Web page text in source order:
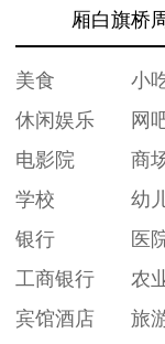
厢白旗桥
美食 小
休闲娱乐
网
电影院
商
学校
幼
银行
医
工商银行
农
宾馆酒店
旅